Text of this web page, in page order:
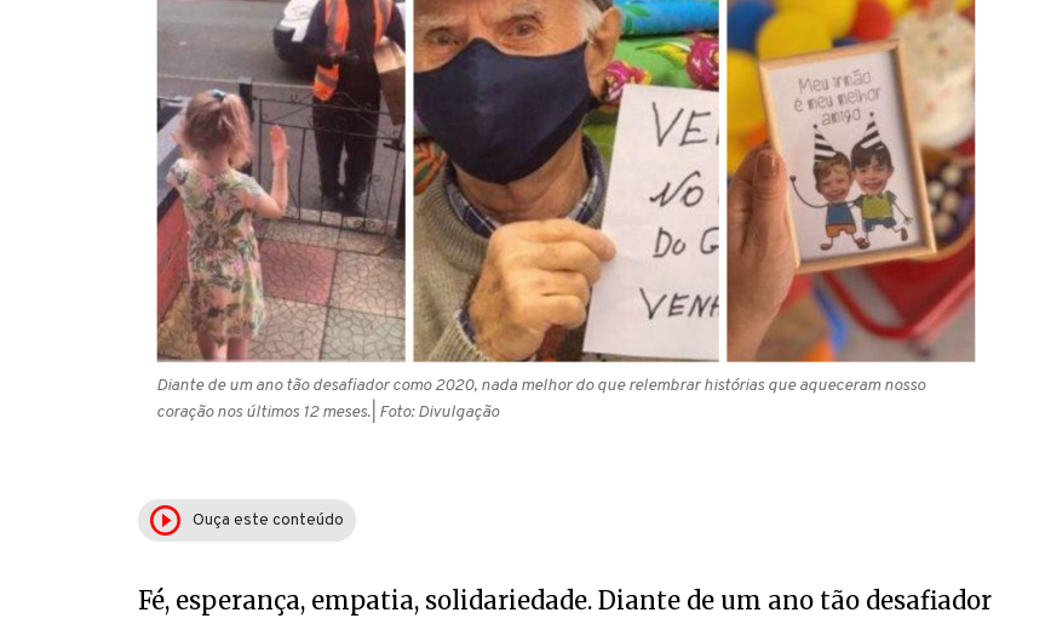
Diante de um ano tão desafiador como 2020, nada melhor do que relembrar histórias que aqueceram nosso
coração nos últimos 12 meses.| Foto: Divulgação
Ouça este conteúdo